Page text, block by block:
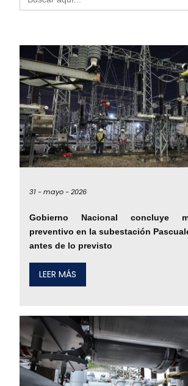
31 -mayo -2026
Gobierno Nacional concluye
preventivo en la subestación
antes de lo previsto
LEER MÁS